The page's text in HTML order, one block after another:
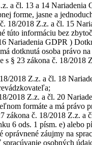
a čl. 13 a 14
forme, jasne a
18/2018 Z.z. a čl. 15
túto informáciu bez
Nariadenia GDPR )
dotknutá osoba právo
s § 23 zákona č. 18/2018
2018 Z.z. a čl. 18
2018 Z.z. a čl. 20
formáte a má
zákona č. 18/2018 Z.z. a
6 ods. 1 písm. e)
záujmy na
osobných